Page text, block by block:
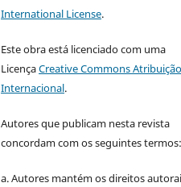
International License.
Este obra está licenciado com uma
LicençaCreative Commons
Internacional.
Autores que publicam nesta revista
concordam com os seguintes termos:
a. Autores mantém os direitos